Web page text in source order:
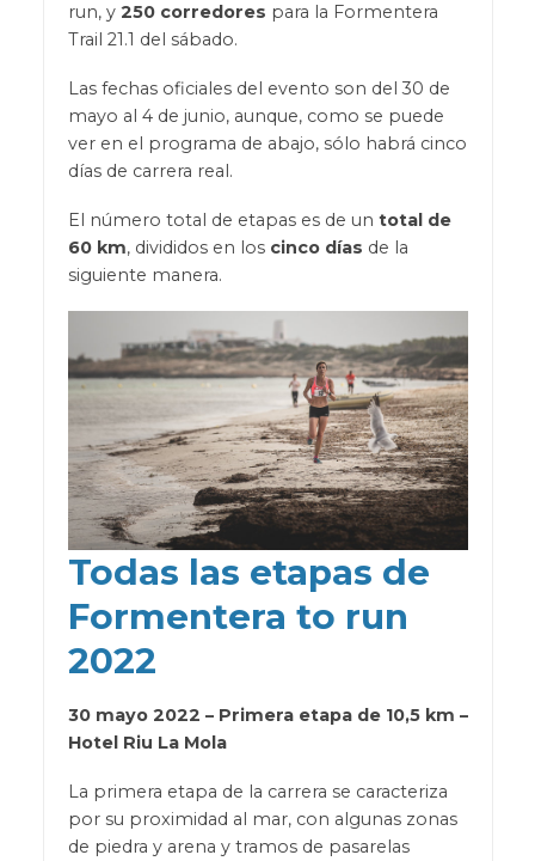
run, y250 corredores para la Formentera
Trail 21.1 del sábado.
Las fechas oficiales del evento son del 30 de
mayo al 4 de junio, aunque, como se puede
ver en el programa de abajo, sólo habrá cinco
días de carrera real.
El número total de etapas es de un total de
60 km, divididos en los cinco días de la
siguiente manera.
Todas las etapas de
Formentera to run
2022
30 mayo 2022 – Primera etapa de 10,5 km –
Hotel Riu La Mola
La primera etapa de la carrera se caracteriza
por su proximidad al mar, con algunas zonas
de piedra y arena y tramos de pasarelas